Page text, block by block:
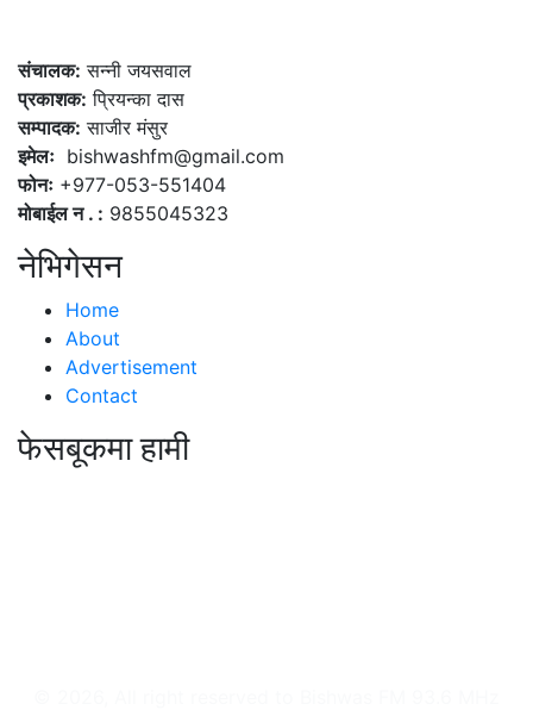
संचालक: सन्नी जयसवाल
प्रकाशक: प्रियन्का दास
सम्पादक: साजीर मंसुर
इमेलः bishwashfm@gmail.com
फोनः +977-053-551404
मोबाईल न . : 9855045323
नेभिगेसन
Home
About
Advertisement
Contact
फेसबूकमा हामी